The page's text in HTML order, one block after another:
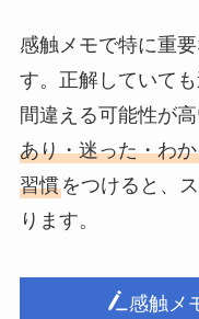
感触メモで特に重
す。正解していて
間違える可能性が
あり・迷った・わ
習慣をつけると、
ります。
感触メ